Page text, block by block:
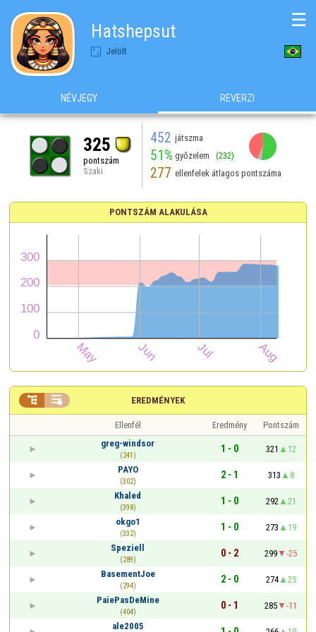
Hatshepsut
Jelölt
☰
NÉVJEGY REVERZI
325
pontszám
Szaki
452 játszma
51% győzelem (232)
277 ellenfelek átlagos pontszáma
PONTSZÁM ALAKULÁSA
EREDMÉNYEK
 
Ellenfél Eredmény
Pontszám
greg-windsor
(241)
1 - 0 321
12
PAYO
(302)
2 - 1 313
8
Khaled
(398)
1 - 0 292
21
okgo1
(332)
1 - 0 273
19
Speziell
(289)
0 - 2 299
-25
BasementJoe
(294)
2 - 0 274
25
PaiePasDeMine
(404)
0 - 1 285
-11
ale2005